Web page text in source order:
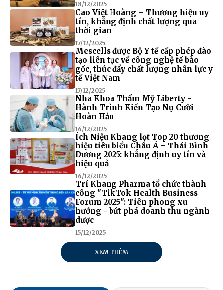
18/12/2025
Cao Việt Hoàng – Thương hiệu uy
tín, khẳng định chất lượng qua
thời gian
17/12/2025
Mescells được Bộ Y tế cấp phép đào
tạo liên tục về công nghệ tế bào
gốc, thúc đẩy chất lượng nhân lực y
tế Việt Nam
17/12/2025
Nha Khoa Thẩm Mỹ Liberty -
Hành Trình Kiến Tạo Nụ Cười
Hoàn Hảo
16/12/2025
Ích Niệu Khang lọt Top 20 thương
hiệu tiêu biểu Châu Á – Thái Bình
Dương 2025: khẳng định uy tín và
hiệu quả
16/12/2025
Trí Khang Pharma tổ chức thành
công "TikTok Health Business
Forum 2025": Tiên phong xu
hướng - bứt phá doanh thu ngành
dược
15/12/2025
XEM THÊM